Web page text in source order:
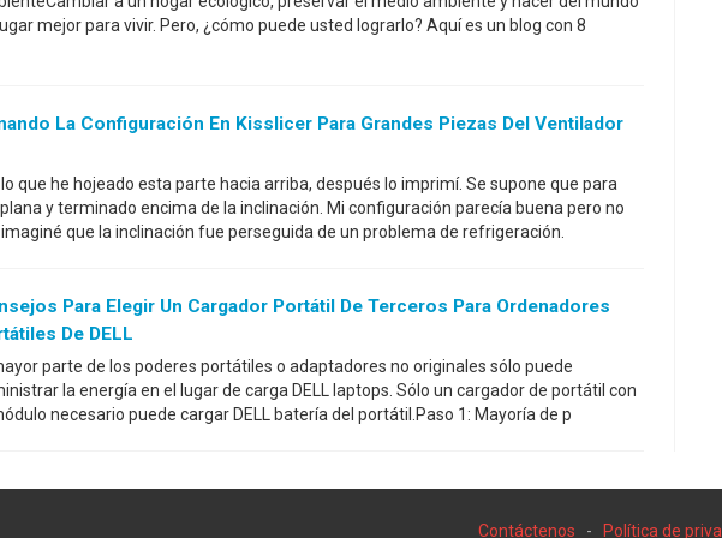
mejor para vivir. Pero, ¿cómo puede usted lograrlo? Aquí es un blog con 8
La Configuración En Kisslicer Para Grandes Piezas Del Ventilador
que he hojeado esta parte hacia arriba, después lo imprimí. Se supone que para
y terminado encima de la inclinación. Mi configuración parecía buena pero no
que la inclinación fue perseguida de un problema de refrigeración.
Para Elegir Un Cargador Portátil De Terceros Para Ordenadores
De DELL
parte de los poderes portátiles o adaptadores no originales sólo puede
la energía en el lugar de carga DELL laptops. Sólo un cargador de portátil con
necesario puede cargar DELL batería del portátil.Paso 1: Mayoría de p
Contáctenos - Política de